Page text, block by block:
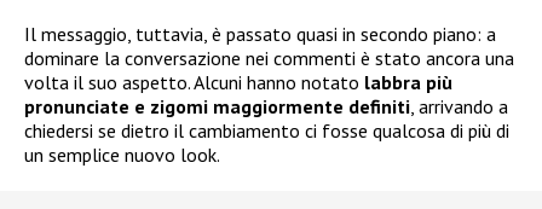
Il messaggio, tuttavia, è passato quasi in secondo piano: a
dominare la conversazione nei commenti è stato ancora una
volta il suo aspetto. Alcuni hanno notato labbra più
pronunciate e zigomi maggiormente definiti, arrivando a
chiedersi se dietro il cambiamento ci fosse qualcosa di più di
un semplice nuovo look.